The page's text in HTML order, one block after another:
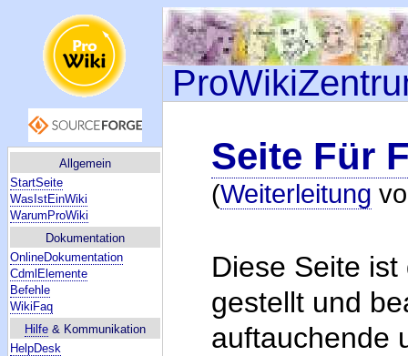
Allgemein
StartSeite
WasIstEinWiki
WarumProWiki
Dokumentation
OnlineDokumentation
CdmlElemente
Befehle
WikiFaq
Hilfe & Kommunikation
HelpDesk
Seite Für
(Weiterleitung
Diese Seite
gestellt und
auftauchende